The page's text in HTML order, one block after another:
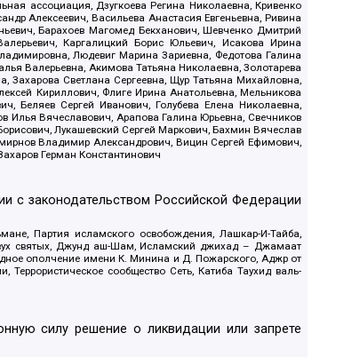
ассоциация, Дзугкоева Регина Николаевна, Кривенко
Алексеевич, Васильева Анастасия Евгеньевна, Ривина
Барахоев Магомед Бекханович, Шевченко Дмитрий
Каргалицкий Борис Юльевич, Исакова Ирина
Людевиг Марина Зариевна, Федотова Галина
Валерьевна, Акимова Татьяна Николаевна, Золотарева
Захарова Светлана Сергеевна, Щур Татьяна Михайловна,
Кириллович, Флиге Ирина Анатольевна, Мельникова
Беляев Сергей Иванович, Голубева Елена Николаевна,
Илья Вячеславович, Арапова Галина Юрьевна, Свечников
Лукашевский Сергей Маркович, Бахмин Вячеслав
Владимир Александрович, Вицин Сергей Ефимович,
Герман Константинович
с законодательством Российской Федерации
Партия исламского освобождения, Лашкар-И-Тайба,
святых, Джунд аш-Шам, Исламский джихад – Джамаат
ополчение имени К. Минина и Д. Пожарского, Аджр от
сообщество Сеть, Катиба Таухид валь-
силу решение о ликвидации или запрете